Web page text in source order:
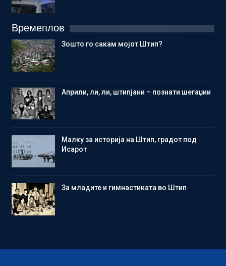
Времеплов
Зошто го сакам мојот Штип?
Aприли, ли, ли, штипјани – познати шегаџии
Малку за историја на Штип, градот под
Исарот
Зa младите и гимнастиката во Штип